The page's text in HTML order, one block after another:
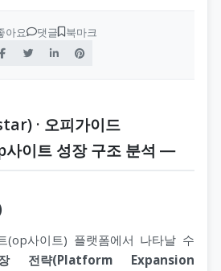
아요 댓글 북마크
· 오피가이드
이트 성장 구조 분석 ―
(op사이트) 플랫폼에서 나타날 수
전략(Platform Expansion